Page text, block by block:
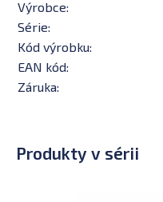
Výrobce:
Série:
Kód výrobku:
EAN kód:
Záruka:
Produkty v sérii